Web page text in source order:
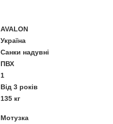
AVALON
Україна
Санки надувні
ПВХ
1
Від 3 років
135 кг
Мотузка